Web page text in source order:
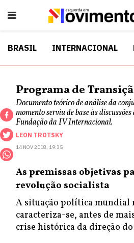
BRASIL INTERNACIONAL
Programa de
Documento teórico de análise da
momento serviu de base às
Fundação da IV Internacional.
LEON TROTSKY
14 NOV 2018, 19:35
As premissas objetivas
revolução socialista
A situação política mundial
caracteriza-se, antes de
crise histórica da direção